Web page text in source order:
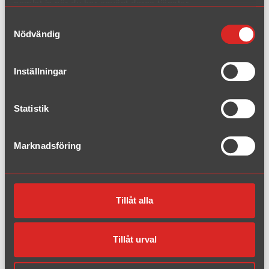
Nödvändig
Inställningar
Statistik
Marknadsföring
Tillåt alla
Tillåt urval
Opel
Peugeot
Renault
VW
Volvo